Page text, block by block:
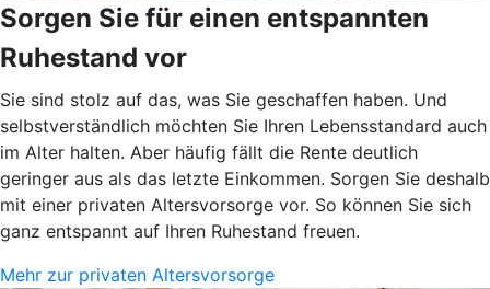
Sorgen Sie für einen entspannten
Ruhestand vor
Sie sind stolz auf das, was Sie geschaffen haben. Und
selbstverständlich möchten Sie Ihren Lebensstandard auch
im Alter halten. Aber häufig fällt die Rente deutlich
geringer aus als das letzte Einkommen. Sorgen Sie deshalb
mit einer privaten Altersvorsorge vor. So können Sie sich
ganz entspannt auf Ihren Ruhestand freuen.
Mehr zur privaten Altersvorsorge